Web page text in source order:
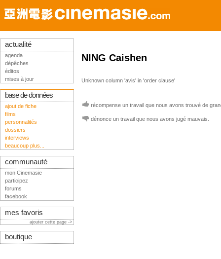
NING Caishen
Unknown column 'avis' in 'order clause'
récompense un travail que nous avons trouvé de
dénonce un travail que nous avons jugé mauvais.
actualité
agenda
dépêches
éditos
mises à jour
base de données
ajout de fiche
films
personnalités
dossiers
interviews
beaucoup plus...
communauté
mon Cinemasie
participez
forums
facebook
mes favoris
ajouter cette page ->
boutique